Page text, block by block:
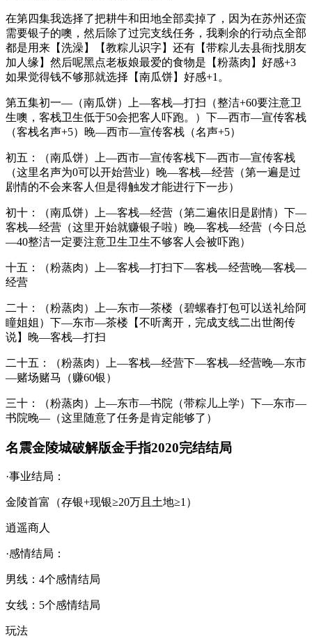
在第四集我选择了把耕牛和田地全部卖掉了，因为在苏州还蛮
需要银子的噢，然后除了过完支线任务，我剩余的行动点全部
都是用来【洗澡】【教粽儿识字】还有【带粽儿去县衙找朋友
加人缘】然后呢黑点老板娘最爱的食物是【粉蒸肉】好感+3
如果觉得钱不够那就选择【南瓜饼】好感+1。
第五集初一—（南瓜饼）上—客栈—打扫（整洁+60要注意卫
生噢，客栈卫生低于50会把客人吓跑。）下—西市—宣传客栈
（客栈名声+5）晚—西市—宣传客栈（名声+5）
初五：（南瓜饼）上—西市—宣传客栈下—西市—宣传客栈
（这里名声为0可以开始营业）晚—客栈—经营（第一遍是过
剧情的不会来客人但是得触发才能进行下一步）
初十：（南瓜饼）上—客栈—经营（第二遍依旧是剧情）下—
客栈—经营（这里开始就赚银子啦）晚—客栈—经营（今日总
—40整洁一定要注意卫生卫生不够客人会被吓跑）
十五：（粉蒸肉）上—客栈—打扫下—客栈—经营晚—客栈—
经营
二十：（粉蒸肉）上—东市—茶楼（碧螺春打包可以送礼给阿
瞳姐姐）下—东市—茶楼【不听离开，完成支线二出世阁传
说】晚—客栈—打扫
二十五：（粉蒸肉）上—客栈—经营下—客栈—经营晚—东市
—赌场赌马（赚60银）
三十：（粉蒸肉）上—东市—书院（带粽儿上学）下—东市—
书院晚—（这里随意了任务是肯定能够了）
名震金陵城破解版金手指2020完结结局
·事业结局：
金陵首富（存银+现银≥20万且土地≥1）
逍遥商人
·感情结局：
男线：4个感情结局
女线：5个感情结局
玩法